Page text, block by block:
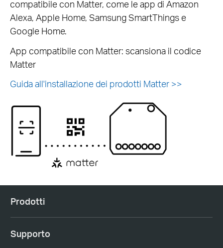
compatibile con Matter, come le app di Amazon
Alexa, Apple Home, Samsung SmartThings e
Google Home.
App compatibile con Matter: scansiona il codice
Matter
Guida all'installazione dei prodotti Matter >>
Prodotti
Supporto